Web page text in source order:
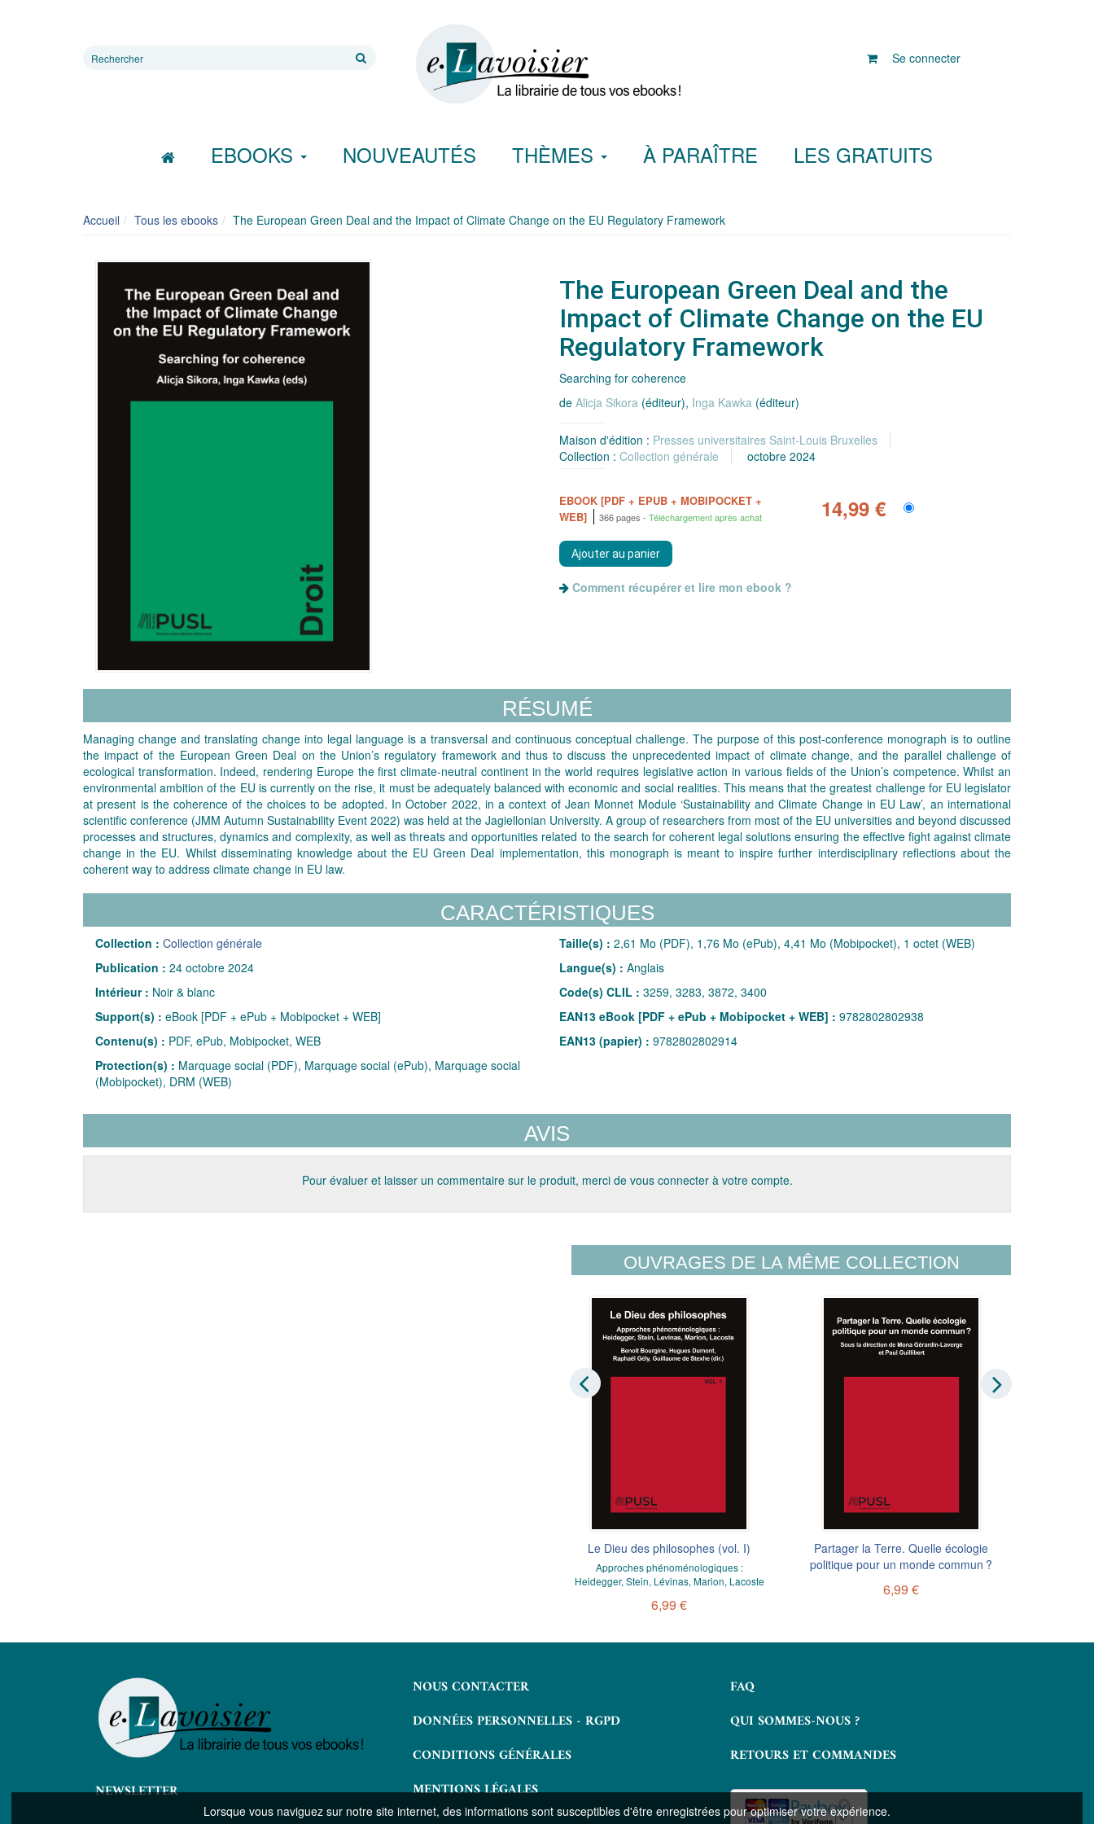
Lorsque vous naviguez sur notre site internet, des informations sont susceptibles d'être enregistrées pour optimiser votre expérience.
Rechercher
Se connecter
EBOOKS NOUVEAUTÉS THÈMES À PARAÎTRE LES GRATUITS
Accueil Tous les ebooks The European Green Deal and the Impact of Climate Change on the EU Regulatory Framework
The European Green Deal and the
Impact of Climate Change on the EU
Regulatory Framework
Searching for coherence
de Alicja Sikora (éditeur), Inga Kawka (éditeur)
Maison d'édition : Presses universitaires Saint-Louis Bruxelles
Collection : Collection générale octobre 2024
EBOOK [PDF + EPUB + MOBIPOCKET +
WEB]
366 pages Téléchargement après achat 14,99 €
Comment récupérer et lire mon ebook ?
RÉSUMÉ
Managing change and translating change into legal language is a transversal and continuous conceptual challenge. The purpose of this post-conference monograph is to outline
the impact of the European Green Deal on the Union’s regulatory framework and thus to discuss the unprecedented impact of climate change, and the parallel challenge of
ecological transformation. Indeed, rendering Europe the first climate-neutral continent in the world requires legislative action in various fields of the Union’s competence. Whilst an
environmental ambition of the EU is currently on the rise, it must be adequately balanced with economic and social realities. This means that the greatest challenge for EU legislator
at present is the coherence of the choices to be adopted. In October 2022, in a context of Jean Monnet Module ‘Sustainability and Climate Change in EU Law’, an international
scientific conference (JMM Autumn Sustainability Event 2022) was held at the Jagiellonian University. A group of researchers from most of the EU universities and beyond discussed
processes and structures, dynamics and complexity, as well as threats and opportunities related to the search for coherent legal solutions ensuring the effective fight against climate
change in the EU. Whilst disseminating knowledge about the EU Green Deal implementation, this monograph is meant to inspire further interdisciplinary reflections about the
coherent way to address climate change in EU law.
CARACTÉRISTIQUES
Collection : Collection générale
Publication : 24 octobre 2024
Intérieur : Noir & blanc
Support(s) : eBook [PDF + ePub + Mobipocket + WEB]
Contenu(s) : PDF, ePub, Mobipocket, WEB
Protection(s) : Marquage social (PDF), Marquage social (ePub), Marquage social
(Mobipocket), DRM (WEB)
Taille(s) : 2,61 Mo (PDF), 1,76 Mo (ePub), 4,41 Mo (Mobipocket), 1 octet (WEB)
Langue(s) : Anglais
Code(s) CLIL : 3259, 3283, 3872, 3400
EAN13 eBook [PDF + ePub + Mobipocket + WEB] : 9782802802938
EAN13 (papier) : 9782802802914
AVIS
Pour évaluer et laisser un commentaire sur le produit, merci de vous connecter à votre compte.
OUVRAGES DE LA MÊME COLLECTION
Le Dieu des philosophes (vol. I)
Approches phénoménologiques :
Heidegger, Stein, Lévinas, Marion, Lacoste
6,99 €
Partager la Terre. Quelle écologie
politique pour un monde commun ?
6,99 €
NEWSLETTER
NOUS CONTACTER
DONNÉES PERSONNELLES - RGPD
CONDITIONS GÉNÉRALES
MENTIONS LÉGALES
FAQ
QUI SOMMES-NOUS ?
RETOURS ET COMMANDES